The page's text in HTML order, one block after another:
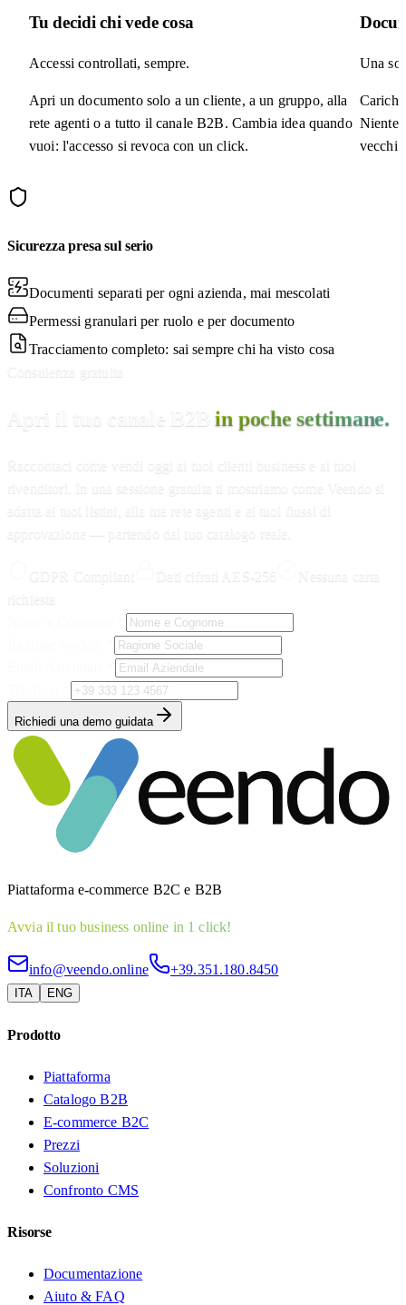
Tu decidi chi vede cosa
Accessi controllati, sempre.
Apri un documento solo a un cliente, a un gruppo, alla
rete agenti o a tutto il canale B2B. Cambia idea quando
vuoi: l'accesso si revoca con un click.
Una
Carichi
Niente
vecchi
Sicurezza presa sul serio
Documenti separati per ogni azienda, mai mescolati
Permessi granulari per ruolo e per documento
Tracciamento completo: sai sempre chi ha visto cosa
Consulenza gratuita
Apri il tuo canale B2Bin poche settimane.
Raccontaci come vendi oggi ai tuoi clienti business e ai tuoi
rivenditori. In una sessione gratuita ti mostriamo come Veendo si
adatta ai tuoi listini, alla tua rete agenti e ai tuoi flussi di
approvazione — partendo dal tuo catalogo reale.
GDPR Compliant Dati cifrati AES-256
Nessuna carta
richiesta
Richiedi una demo guidata
Piattaforma e-commerce B2C e B2B
Avvia il tuo business online in 1 click!
info@veendo.online +39.351.180.8450
ITA ENG
Prodotto
Piattaforma
Catalogo B2B
E-commerce B2C
Prezzi
Soluzioni
Confronto CMS
Risorse
Documentazione
Aiuto & FAQ